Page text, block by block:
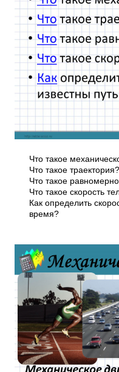
Что такое
Что такое траектория?
Что такое
Что такое скорость
Как определить
время?